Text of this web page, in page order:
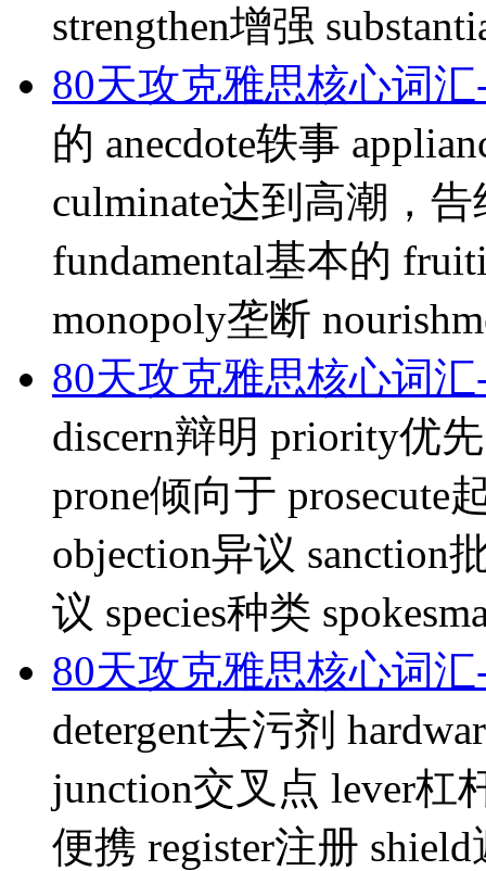
strengthen增强
80天攻克雅思核心词汇
的 anecdote轶事
culminate达到高潮，
fundamental基本的
monopoly垄断
80天攻克雅思核心词汇
discern辩明 priority优
prone倾向于 prosecute
objection异议 sanction
议 species种类
80天攻克雅思核心词汇
detergent去污剂
junction交叉点 lever杠
便携 register注册